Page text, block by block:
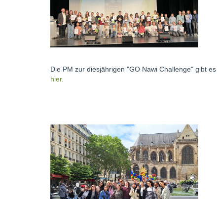
Die PM zur diesjährigen "GO Nawi Challenge" gibt es
hier.